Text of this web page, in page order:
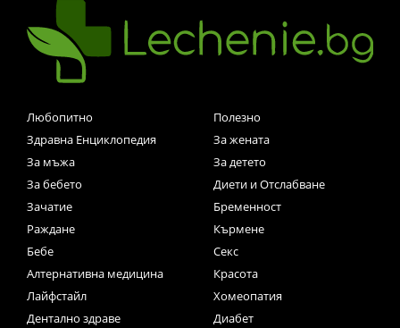
Любопитно
Полезно
Здравна Енциклопедия
За жената
За мъжа
За детето
За бебето
Диети и Отслабване
Зачатие
Бременност
Раждане
Кърмене
Бебе
Секс
Алтернативна медицина
Красота
Лайфстайл
Хомеопатия
Дентално здраве
Диабет